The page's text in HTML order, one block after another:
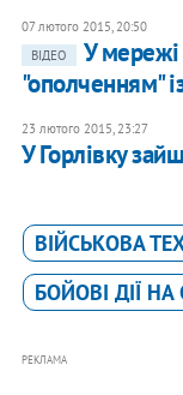
07 лютого 2015, 20:50
ВІДЕО
У мережі
"ополченням"
23 лютого 2015, 23:27
У Горлівку
ВІЙСЬКОВА
БОЙОВІ ДІЇ
РЕКЛАМА